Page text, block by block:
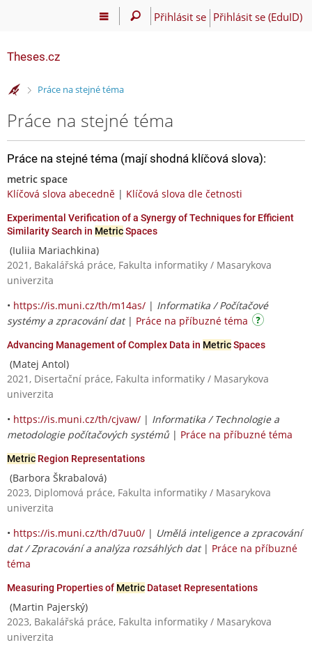
Přihlásit se Přihlásit se (EduID)
Theses.cz
>Práce na stejné téma
Práce na stejné téma
Práce na stejné téma (mají shodná klíčová slova):
metric space
Klíčová slova abecedně | Klíčová slova dle četnosti
Experimental Verification of a Synergy of Techniques for Efficient
Similarity Search in MetricSpaces
(Iuliia Mariachkina)
2021, Bakalářská práce, Fakulta informatiky / Masarykova
univerzita
• https://is.muni.cz/th/m14as/ | Informatika / Počítačové
systémy a zpracování dat| Práce na příbuzné téma
Advancing Management of Complex Data in MetricSpaces
(Matej Antol)
2021, Disertační práce, Fakulta informatiky / Masarykova
univerzita
• https://is.muni.cz/th/cjvaw/ | Informatika / Technologie a
metodologie počítačových systémů | Práce na příbuzné téma
Metric Region Representations
(Barbora Škrabalová)
2023, Diplomová práce, Fakulta informatiky / Masarykova
univerzita
• https://is.muni.cz/th/d7uu0/ | Umělá inteligence a zpracování
dat / Zpracování a analýza rozsáhlých dat| Práce na příbuzné
téma
Measuring Properties of Metric Dataset Representations
(Martin Pajerský)
2023, Bakalářská práce, Fakulta informatiky / Masarykova
univerzita